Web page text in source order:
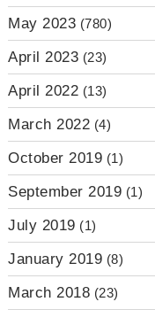
May 2023 (780)
April 2023 (23)
April 2022 (13)
March 2022 (4)
October 2019 (1)
September 2019 (1)
July 2019 (1)
January 2019 (8)
March 2018 (23)